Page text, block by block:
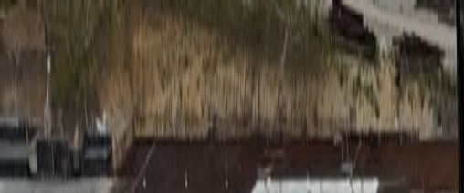
RADIO SOMEȘ
Categorii
EmisiuniPodcastIstoric melodii